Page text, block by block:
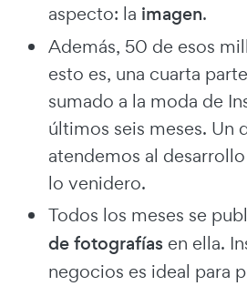
aspecto: la imagen.
Además, 50 de esos
esto es, una cuarta
sumado a la moda de
últimos seis meses. Un
atendemos al
lo venidero.
Todos los meses se
de fotografías en ella.
negocios es ideal para